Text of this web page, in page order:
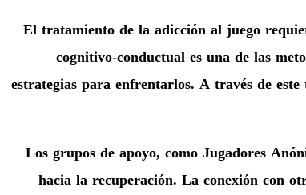
El tratamiento de la adicción al juego
cognitivo-conductual es una de las
estrategias para enfrentarlos. A través de
Los grupos de apoyo, como Jugadores
hacia la recuperación. La conexión con